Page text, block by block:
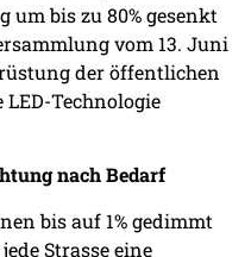
bis zu 80% gesenkt
vom 13. Juni
der öffentlichen
Technologie
nach Bedarf
bis auf 1% gedimmt
Strasse eine